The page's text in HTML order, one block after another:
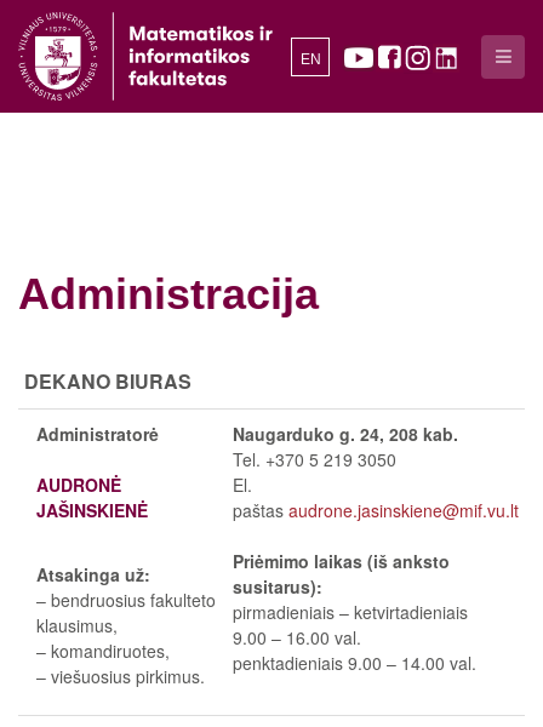
EN
Administracija
DEKANO BIURAS
Administratorė
AUDRONĖ
JAŠINSKIENĖ
Atsakinga už:
– bendruosius fakulteto
klausimus,
– komandiruotes,
– viešuosius pirkimus.
Naugarduko g. 24, 208 kab.
Tel. +370 5 219 3050
El.
paštas audrone.jasinskiene@mif.vu.lt
Priėmimo laikas (iš anksto
susitarus):
pirmadieniais – ketvirtadieniais
9.00 – 16.00 val.
penktadieniais 9.00 – 14.00 val.